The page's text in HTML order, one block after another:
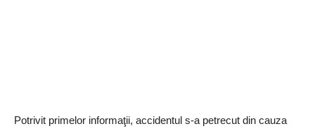
Potrivit primelor informaţii, accidentul s-a petrecut din cauza